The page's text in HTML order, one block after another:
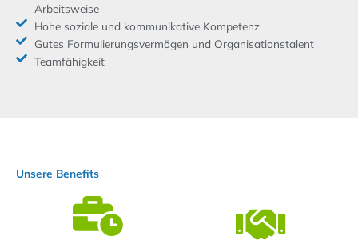
Arbeitsweise
Hohe soziale und kommunikative Kompetenz
Gutes Formulierungsvermögen und Organisationstalent
Teamfähigkeit
Unsere Benefits